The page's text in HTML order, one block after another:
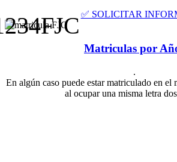
✅ SOLICITAR
Matriculas por
.
En algún caso puede estar matriculado en el
al ocupar una misma letra